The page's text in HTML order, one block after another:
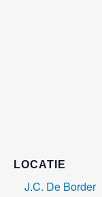
LOCATIE
J.C. De Border